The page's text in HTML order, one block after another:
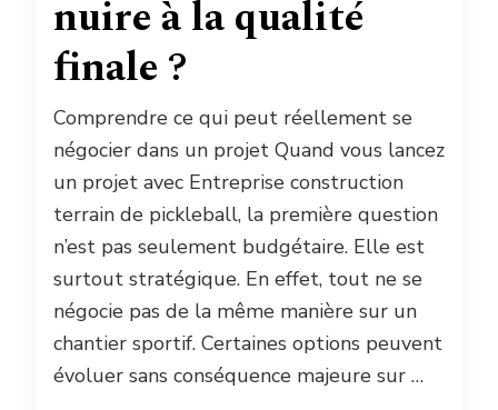
nuire à la qualité
finale ?
Comprendre ce qui peut réellement se
négocier dans un projet Quand vous lancez
un projet avec Entreprise construction
terrain de pickleball, la première question
n’est pas seulement budgétaire. Elle est
surtout stratégique. En effet, tout ne se
négocie pas de la même manière sur un
chantier sportif. Certaines options peuvent
évoluer sans conséquence majeure sur …